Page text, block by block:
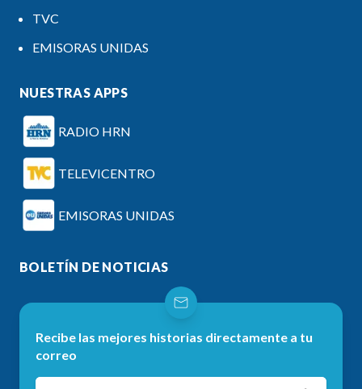
TVC
EMISORAS UNIDAS
NUESTRAS APPS
RADIO HRN
TELEVICENTRO
EMISORAS UNIDAS
BOLETÍN DE NOTICIAS
Recibe las mejores historias directamente a tu
correo